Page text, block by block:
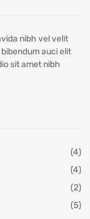
nibh vel velit
auci elit
sit amet nibh
(4)
(4)
(2)
(5)